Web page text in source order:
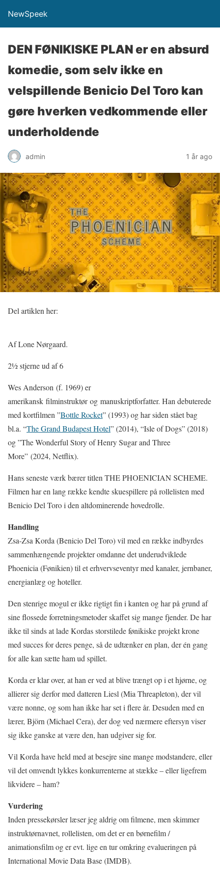
NewSpeek
DEN FØNIKISKE PLAN er en absurd
komedie, som selv ikke en
velspillende Benicio Del Toro kan
gøre hverken vedkommende eller
underholdende
admin 1 år ago
Del artiklen her:
Af Lone Nørgaard.
2½ stjerne ud af 6
Wes Anderson (f. 1969) er
amerikansk filminstruktør og manuskriptforfatter. Han debuterede
med kortfilmen ”Bottle Rocket” (1993) og har siden stået bag
bl.a. “The Grand Budapest Hotel” (2014), “Isle of Dogs” (2018)
og ”The Wonderful Story of Henry Sugar and Three
More” (2024, Netflix).
Hans seneste værk bærer titlen THE PHOENICIAN SCHEME.
Filmen har en lang række kendte skuespillere på rollelisten med
Benicio Del Toro i den altdominerende hovedrolle.
Handling
Zsa-Zsa Korda (Benicio Del Toro) vil med en række indbyrdes
sammenhængende projekter omdanne det underudviklede
Phoenicia (Fønikien) til et erhvervseventyr med kanaler, jernbaner,
energianlæg og hoteller.
Den stenrige mogul er ikke rigtigt fin i kanten og har på grund af
sine flossede forretningsmetoder skaffet sig mange fjender. De har
ikke til sinds at lade Kordas storstilede fønikiske projekt krone
med succes for deres penge, så de udtænker en plan, der én gang
for alle kan sætte ham ud spillet.
Korda er klar over, at han er ved at blive trængt op i et hjørne, og
allierer sig derfor med datteren Liesl (Mia Threapleton), der vil
være nonne, og som han ikke har set i flere år. Desuden med en
lærer, Björn (Michael Cera), der dog ved nærmere eftersyn viser
sig ikke ganske at være den, han udgiver sig for.
Vil Korda have held med at besejre sine mange modstandere, eller
vil det omvendt lykkes konkurrenterne at stække – eller ligefrem
likvidere – ham?
Vurdering
Inden pressekørsler læser jeg aldrig om filmene, men skimmer
instruktørnavnet, rollelisten, om det er en børnefilm /
animationsfilm og er evt. lige en tur omkring evalueringen på
International Movie Data Base (IMDB).